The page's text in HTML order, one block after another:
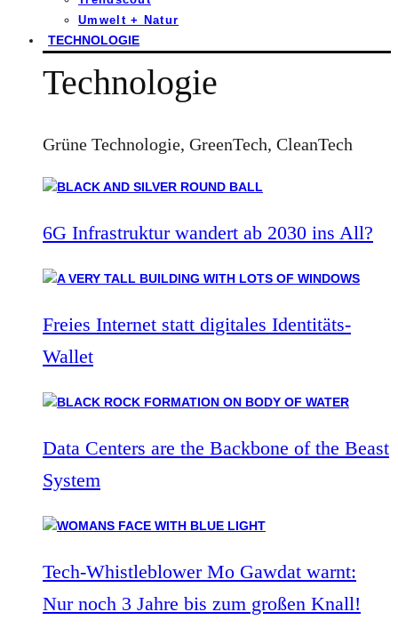
Umwelt + Natur
TECHNOLOGIE
Technologie
Grüne Technologie, GreenTech, CleanTech
6G Infrastruktur wandert ab 2030 ins All?
Freies Internet statt digitales Identitäts-
Wallet
Data Centers are the Backbone of the Beast
System
Tech-Whistleblower Mo Gawdat warnt:
Nur noch 3 Jahre bis zum großen Knall!